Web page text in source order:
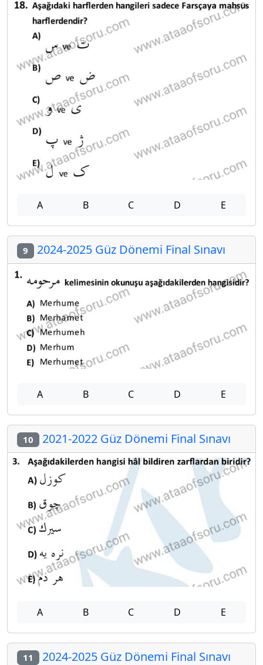
A B C D E
9 2024-2025 Güz Dönemi Final Sınavı
A B C D E
10 2021-2022 Güz Dönemi Final Sınavı
A B C D E
11 2024-2025 Güz Dönemi Final Sınavı